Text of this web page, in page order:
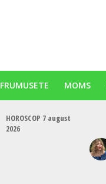
FRUMUSETE MOMS
HOROSCOP 7 august
2026